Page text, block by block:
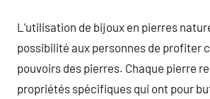
L’utilisation de bijoux en pierres
possibilité aux personnes de profiter
pouvoirs des pierres. Chaque pierre
propriétés spécifiques qui ont pour